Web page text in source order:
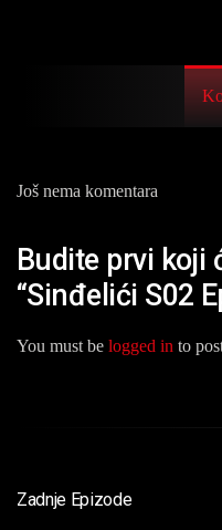
Još nema komentara
Budite prvi koji
“Sinđelići S02
You must be logged in to
Zadnje Epizode